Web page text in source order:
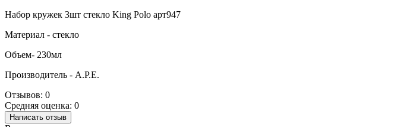
Набор кружек 3шт стекло King Polo арт947
Материал - стекло
Объем- 230мл
Производитель - А.Р.Е.
Отзывов: 0
Средняя оценка: 0
Написать отзыв